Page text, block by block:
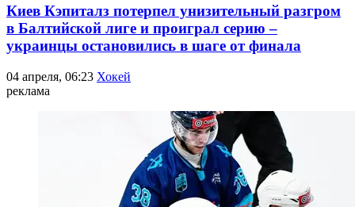
Киев Кэпиталз потерпел унизительный разгром
в Балтийской лиге и проиграл серию –
украинцы остановились в шаге от финала
04 апреля, 06:23 Хокей
реклама